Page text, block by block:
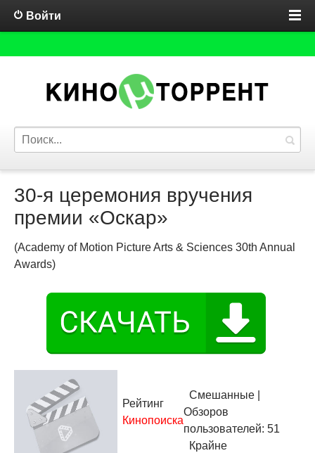
Войти
30-я церемония вручения
премии «Оскар»
(Academy of Motion Picture Arts & Sciences 30th Annual
Awards)
Рейтинг
Кинопоиска
Смешанные
Обзоров
пользователей: 51
Крайне